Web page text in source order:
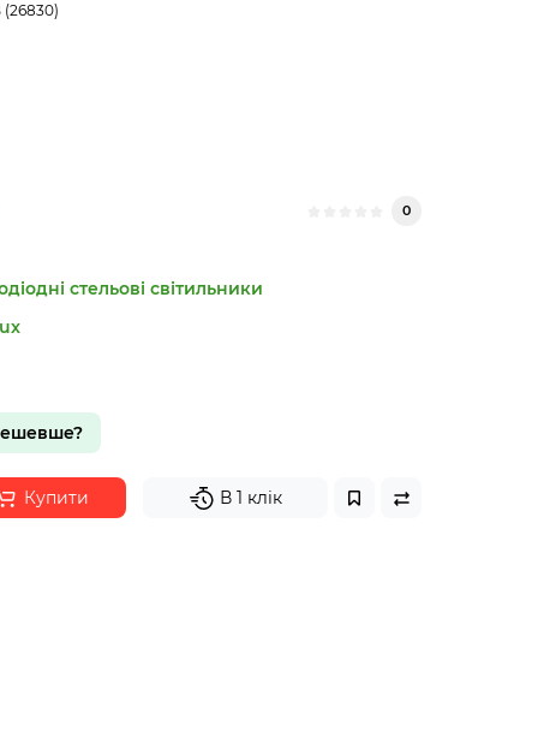
(26830)
0
стельові світильники
Купити В 1 клік